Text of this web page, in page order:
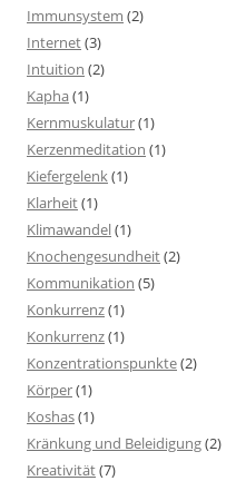
Immunsystem (2)
Internet(3)
Intuition (2)
Kapha(1)
Kernmuskulatur(1)
Kerzenmeditation (1)
Kiefergelenk(1)
Klarheit(1)
Klimawandel(1)
Knochengesundheit(2)
Kommunikation (5)
Konkurrenz(1)
Konkurrenz(1)
Konzentrationspunkte(2)
Körper(1)
Koshas(1)
Kränkung und Beleidigung(2)
Kreativität(7)